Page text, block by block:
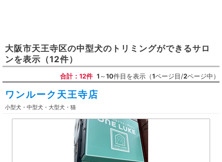
大阪市天王寺区の中型犬のトリミングができるサロ
ンを表示 （12件）
合計：12件 1～10件目を表示（1ページ目/2ページ中）
ワンルーク天王寺店
小型犬・中型犬・大型犬・猫